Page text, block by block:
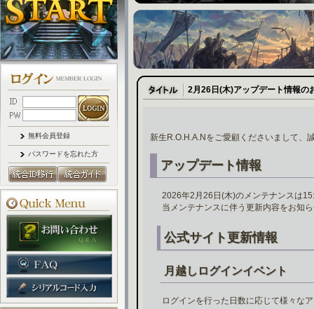
無料会員登録
パスワードを忘れた方
2月26日(木)アップデート情報の
新生R.O.H.A.Nをご愛顧くださいまして、
アップデート情報
2026年2月26日(木)のメンテナンスは
当メンテナンスに伴う更新内容をお知
公式サイト更新情報
月越しログインイベント
ログインを行った日数に応じて様々な